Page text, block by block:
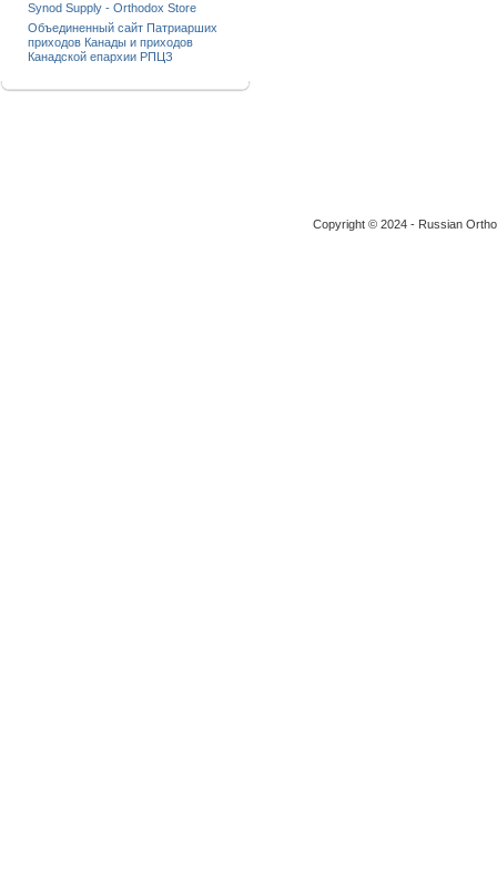
Synod Supply - Orthodox Store
Объединенный сайт Патриарших
приходов Канады и приходов
Канадской епархии РПЦЗ
Copyright © 2024 - Russian